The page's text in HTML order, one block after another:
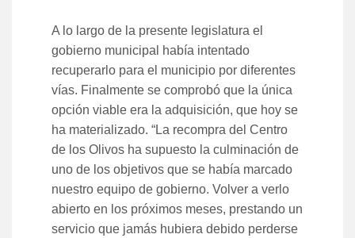
A lo largo de la presente legislatura el
gobierno municipal había intentado
recuperarlo para el municipio por diferentes
vías. Finalmente se comprobó que la única
opción viable era la adquisición, que hoy se
ha materializado. “La recompra del Centro
de los Olivos ha supuesto la culminación de
uno de los objetivos que se había marcado
nuestro equipo de gobierno. Volver a verlo
abierto en los próximos meses, prestando un
servicio que jamás hubiera debido perderse